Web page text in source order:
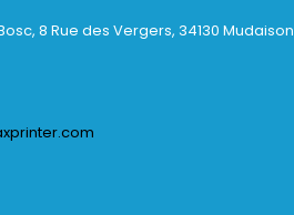
8 Rue des Vergers, 34130 Mudaison